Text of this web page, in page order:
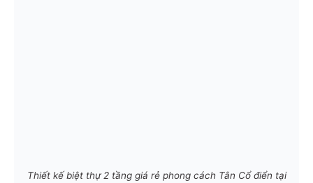
Thiết kế biệt thự 2 tầng giá rẻ phong cách Tân Cổ điển tại